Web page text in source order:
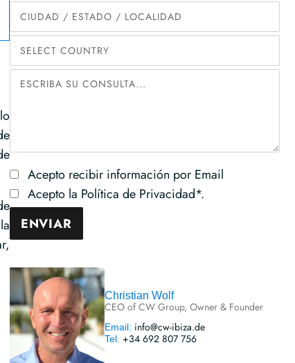
Acepto recibir información por Email
Acepto la Política de Privacidad*.
Christian Wolf
CEO of CW Group, Owner & Founder
Email: info@cw-ibiza.de
Tel. +34 692 807 756